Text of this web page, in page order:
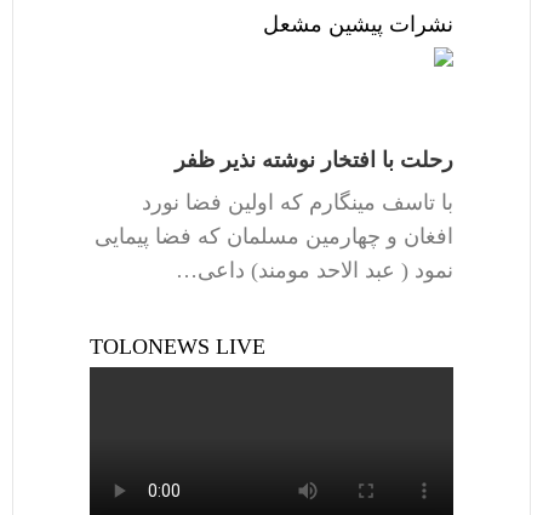
نشرات پیشین مشعل
رحلت با افتخار نوشته نذیر ظفر
با تاسف مینگارم که اولین فضا نورد
افغان و چهارمین مسلمان که فضا پیمایی
نمود ( عبد الاحد مومند) داعی…
TOLONEWS LIVE